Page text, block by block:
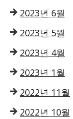
2023년 6월
2023년 5월
2023년 4월
2023년 1월
2022년 11월
2022년 10월